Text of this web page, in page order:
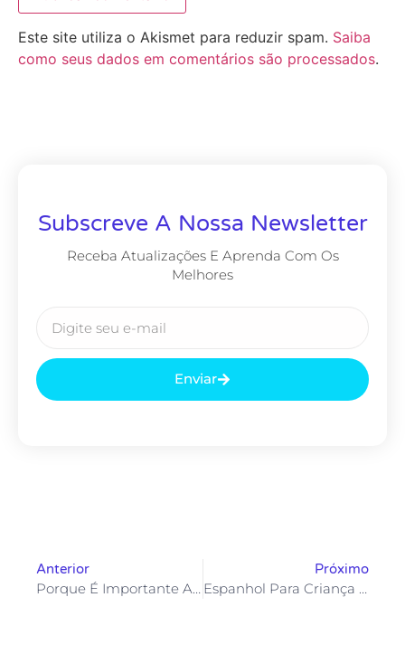
Este site utiliza o Akismet para reduzir spam. Saiba
como seus dados em comentários são processados.
Subscreve A Nossa Newsletter
Receba Atualizações E Aprenda Com Os
Melhores
Enviar
Anterior
Porque É Importante Aprender Espanhol
Próximo
Espanhol Para Criança Como Ensinar: Guia Completo